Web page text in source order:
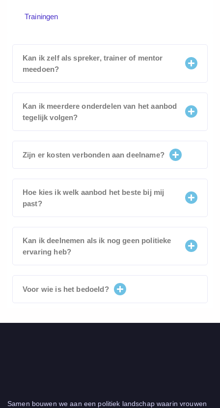
Trainingen
Kan ik zelf als spreker, trainer of mentor
meedoen?
Kan ik meerdere onderdelen van het aanbod
tegelijk volgen?
Zijn er kosten verbonden aan deelname?
Hoe kies ik welk aanbod het beste bij mij
past?
Kan ik deelnemen als ik nog geen politieke
ervaring heb?
Voor wie is het bedoeld?
Samen bouwen we aan een politiek landschap waarin vrouwen